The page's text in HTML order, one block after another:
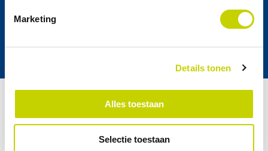
Marketing
Details tonen
Alles toestaan
Selectie toestaan
De basis: van risicoregister naar jaarplan
Grip op compliance begint niet bij een extra checklist, maar bij
structuur. Een eenvoudige kapstok die in veel fabrieken werkt: